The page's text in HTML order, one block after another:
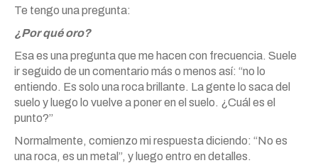
Te tengo una pregunta:
¿Por qué oro?
Esa es una pregunta que me hacen con frecuencia. Suele
ir seguido de un comentario más o menos así: “no lo
entiendo. Es solo una roca brillante. La gente lo saca del
suelo y luego lo vuelve a poner en el suelo. ¿Cuál es el
punto?”
Normalmente, comienzo mi respuesta diciendo: “No es
una roca, es un metal”, y luego entro en detalles.